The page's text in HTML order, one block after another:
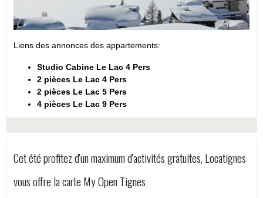
Liens des annonces des appartements:
Studio Cabine Le Lac 4 Pers
2 pièces Le Lac 4 Pers
2 pièces Le Lac 5 Pers
4 pièces Le Lac 9 Pers
Cet été profitez d'un maximum d'activités gratuites, Locatignes
vous offre la carte My Open Tignes